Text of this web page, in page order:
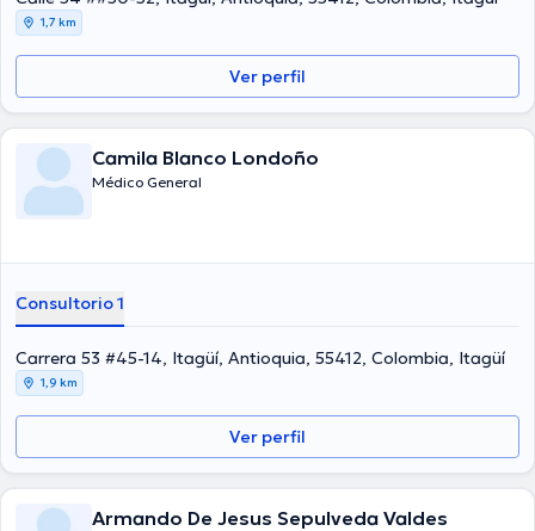
1,7 km
Ver perfil
Camila Blanco Londoño
Médico General
Consultorio 1
Carrera 53 #45-14, Itagüí, Antioquia, 55412, Colombia, Itagüí
1,9 km
Ver perfil
Armando De Jesus Sepulveda Valdes